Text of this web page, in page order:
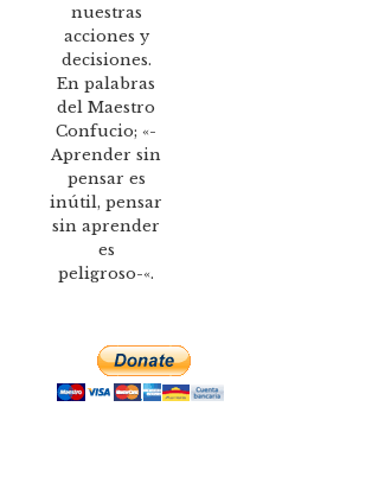
nuestras
acciones y
decisiones.
En palabras
del Maestro
Confucio; «-
Aprender sin
pensar es
inútil, pensar
sin aprender
es
peligroso-«.